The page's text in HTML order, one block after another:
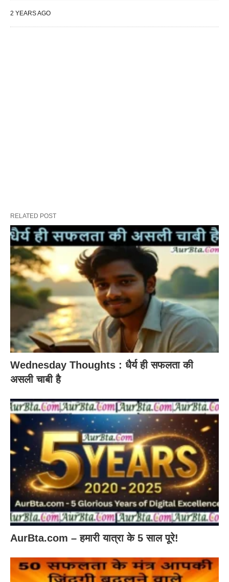
2 YEARS AGO
RELATED POST
Wednesday Thoughts : धैर्य ही सफलता की
असली चाबी है
AurBta.com – हमारी यात्रा के 5 साल पूरे!